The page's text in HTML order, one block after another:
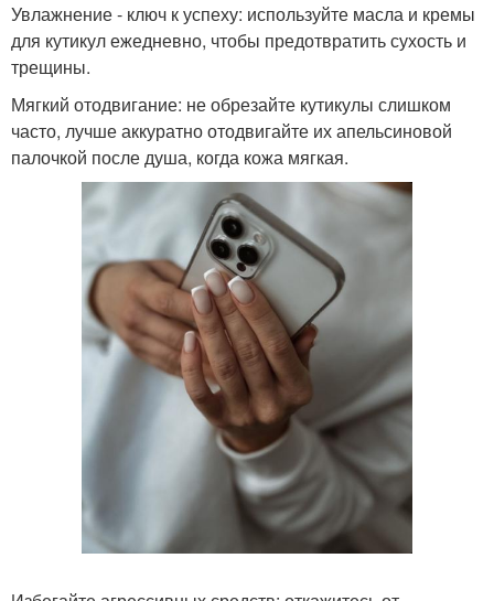
Увлажнение - ключ к успеху: используйте масла и кремы
для кутикул ежедневно, чтобы предотвратить сухость и
трещины.
Мягкий отодвигание: не обрезайте кутикулы слишком
часто, лучше аккуратно отодвигайте их апельсиновой
палочкой после душа, когда кожа мягкая.